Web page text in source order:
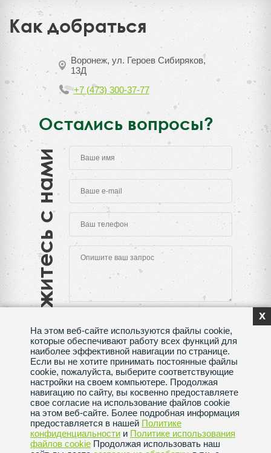
Как добраться
Воронеж, ул. Героев Сибиряков,
13Д
+7 (473) 300-37-77
Остались вопросы?
Свяжитесь с нами
Нажимая на кнопку "Отправить", Вы даете согласие
на обработку своихперсональных данных
Сделано в веб-студииSeoMAX
Политика конфиденциальности
Пользовательское соглашение
x
На этом веб-сайте используются файлы cookie,
которые обеспечивают работу всех функций для
наиболее эффективной навигации по странице.
Если вы не хотите принимать постоянные файлы
cookie, пожалуйста, выберите соответствующие
настройки на своем компьютере. Продолжая
навигацию по сайту, вы косвенно предоставляете
свое согласие на использование файлов cookie
на этом веб-сайте. Более подробная информация
предоставляется в нашей Политике
конфиденциальности и Политике использования
файлов сookie Продолжая использовать наш